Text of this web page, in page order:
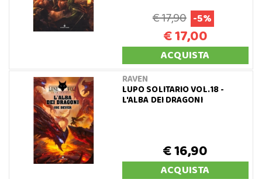
€ 17,90 -5%
€ 17,00
ACQUISTA
RAVEN
LUPO SOLITARIO VOL.18 -
L'ALBA DEI DRAGONI
€ 16,90
ACQUISTA